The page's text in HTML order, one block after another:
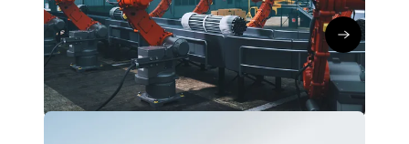
Ümit Günes∙16.05.25
Zum Artikel